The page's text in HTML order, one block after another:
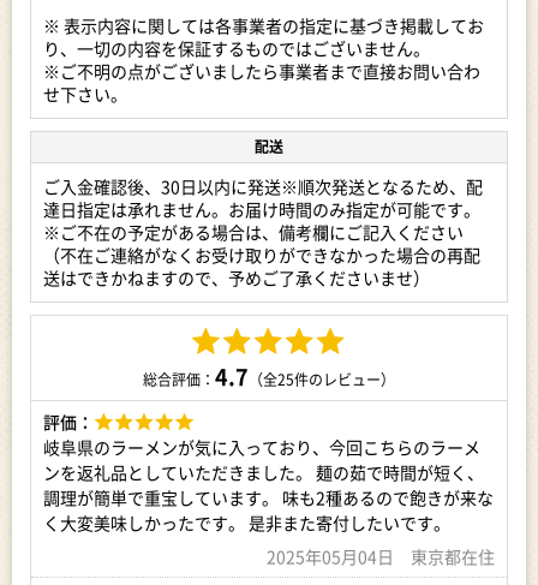
【あとから選べるカタログ】はこちら
※ 表示内容に関しては各事業者の指定に基づき掲載してお
り、一切の内容を保証するものではございません。
※ご不明の点がございましたら事業者まで直接お問い合わ
せ下さい。
配送
ご入金確認後、30日以内に発送※順次発送となるため、配
達日指定は承れません。お届け時間のみ指定が可能です。
※ご不在の予定がある場合は、備考欄にご記入ください
（不在ご連絡がなくお受け取りができなかった場合の再配
送はできかねますので、予めご了承くださいませ）
総合評価： 4.7 （全25件のレビュー）
評価：
岐阜県のラーメンが気に入っており、今回こちらのラーメ
ンを返礼品としていただきました。 麺の茹で時間が短く、
調理が簡単で重宝しています。 味も2種あるので飽きが来な
く大変美味しかったです。 是非また寄付したいです。
2025年05月04日 東京都在住